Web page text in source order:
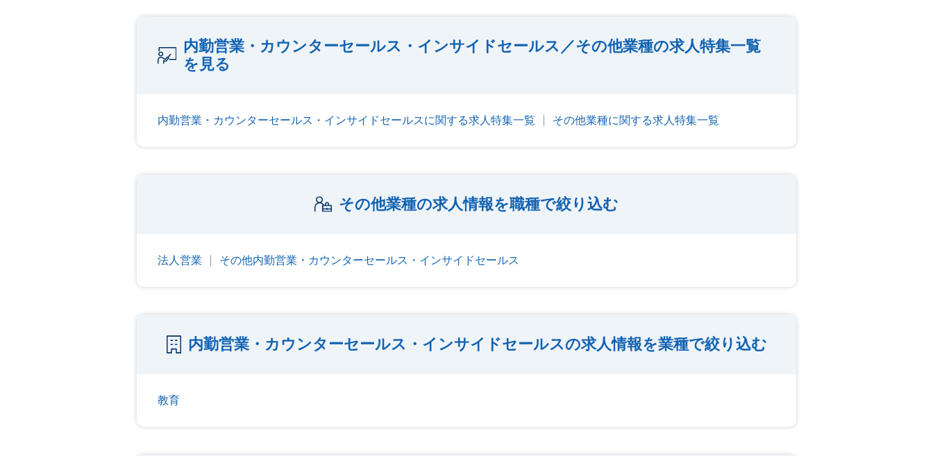
内勤営業・カウンターセールス・インサイドセールス／その他業種の求人特集一覧
を見る
内勤営業・カウンターセールス・インサイドセールスに関する求人特集一覧 その他業種に関する求人特集一覧
その他業種の求人情報を職種で絞り込む
法人営業 その他内勤営業・カウンターセールス・インサイドセールス
内勤営業・カウンターセールス・インサイドセールスの求人情報を業種で絞り込む
教育